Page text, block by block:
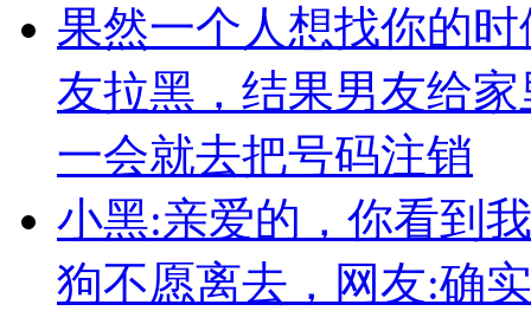
果然一个人想找你的
友拉黑，结果男友给
一会就去把号码注销
小黑:亲爱的，你看到
狗不愿离去，网友:确